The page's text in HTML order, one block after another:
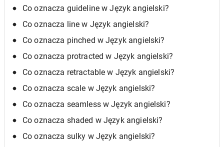
Co oznacza guideline w Język angielski?
Co oznacza line w Język angielski?
Co oznacza pinched w Język angielski?
Co oznacza protracted w Język angielski?
Co oznacza retractable w Język angielski?
Co oznacza scale w Język angielski?
Co oznacza seamless w Język angielski?
Co oznacza shaded w Język angielski?
Co oznacza sulky w Język angielski?